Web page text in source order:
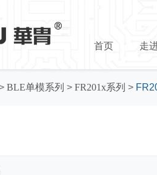
首页 走
BLE单模系列 > FR201x系列 >